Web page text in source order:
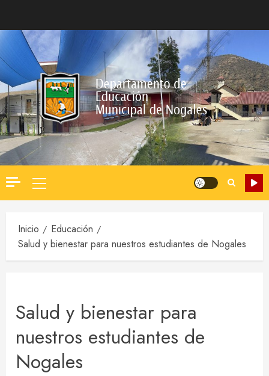
contenido
Menú
principal
Inicio
Educación
Salud y bienestar para nuestros estudiantes de Nogales
Salud y bienestar para
nuestros estudiantes de
Nogales